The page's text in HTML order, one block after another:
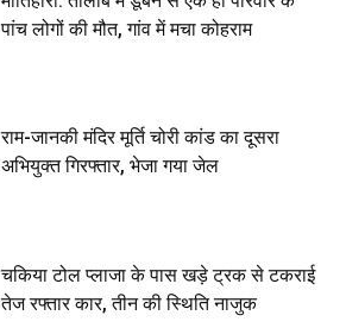
पांच लोगों की मौत, गांव में मचा कोहराम
राम-जानकी मंदिर मूर्ति चोरी कांड का दूसरा
अभियुक्त गिरफ्तार, भेजा गया जेल
चकिया टोल प्लाजा के पास खड़े ट्रक से टकराई
तेज रफ्तार कार, तीन की स्थिति नाजुक